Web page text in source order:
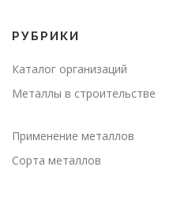
РУБРИКИ
Каталог организаций
Металлы в строительстве
Применение металлов
Сорта металлов